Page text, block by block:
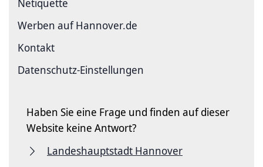
Netiquette
Werben auf Hannover.de
Kontakt
Datenschutz-Einstellungen
Haben Sie eine Frage und finden auf dieser
Website keine Antwort?
Landeshauptstadt Hannover